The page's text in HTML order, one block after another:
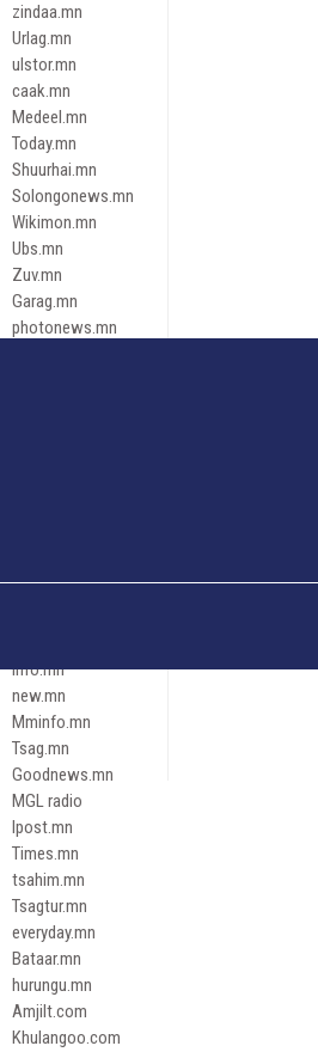
zindaa.mn
Urlag.mn
ulstor.mn
caak.mn
Medeel.mn
Today.mn
Shuurhai.mn
Solongonews.mn
Wikimon.mn
Ubs.mn
Zuv.mn
Garag.mn
photonews.mn
Эрх зүй
info.mn
new.mn
Mminfo.mn
Tsag.mn
Goodnews.mn
MGL radio
Ipost.mn
Times.mn
tsahim.mn
Tsagtur.mn
everyday.mn
Bataar.mn
hurungu.mn
Amjilt.com
Khulangoo.com